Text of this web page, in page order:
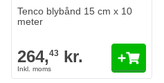
Tenco blybånd 15 cm x 10
meter
264,43 kr.